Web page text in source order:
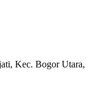
Kec. Bogor Utara,